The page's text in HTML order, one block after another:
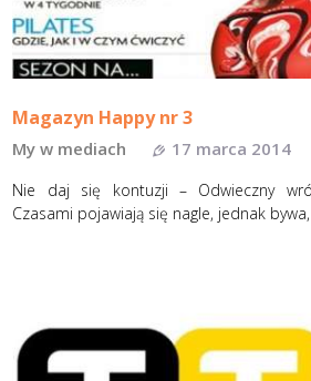
Magazyn Happy nr 3
My w mediach 17 marca 2014
Nie daj się kontuzji – Odwieczny
Czasami pojawiają się nagle, jednak